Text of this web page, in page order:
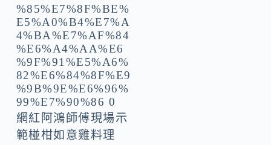
網紅阿鴻師傅現場示
範椪柑如意雞料理